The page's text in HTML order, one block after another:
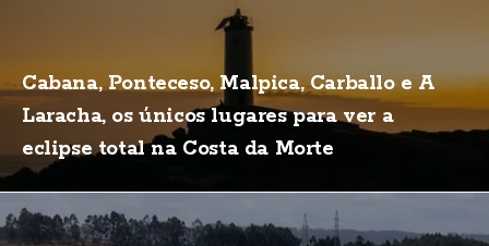
Cabana, Ponteceso, Malpica, Carballo e A
Laracha, os únicos lugares para ver a
eclipse total na Costa da Morte